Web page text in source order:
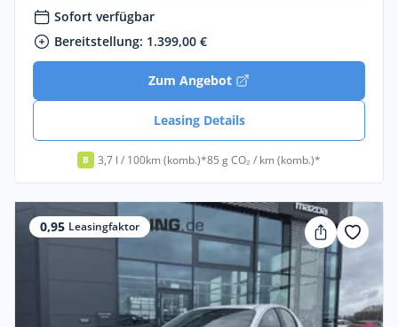
Sofort verfügbar
Bereitstellung: 1.399,00 €
Zum Angebot
Leasing Details
B 3,7 l / 100km (komb.)*85 g CO₂ / km (komb.)*
0,95 Leasingfaktor